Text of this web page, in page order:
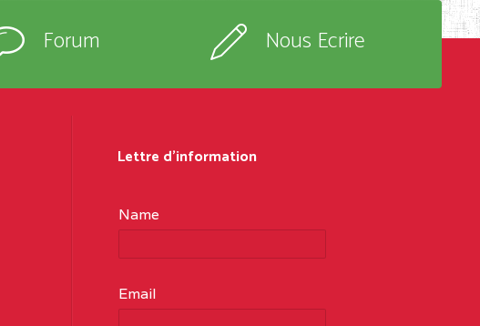
Forum Nous Ecrire
Lettre d'information
Name
Email